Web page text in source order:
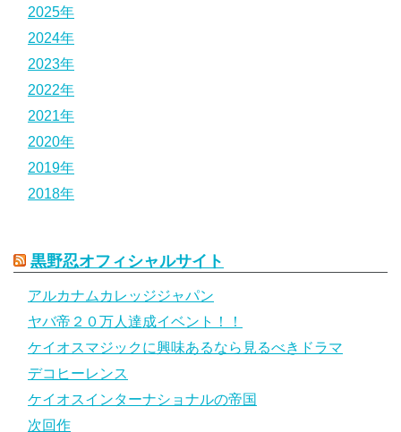
2025年
2024年
2023年
2022年
2021年
2020年
2019年
2018年
黒野忍オフィシャルサイト
アルカナムカレッジジャパン
ヤバ帝２０万人達成イベント！！
ケイオスマジックに興味あるなら見るべきドラマ
デコヒーレンス
ケイオスインターナショナルの帝国
次回作